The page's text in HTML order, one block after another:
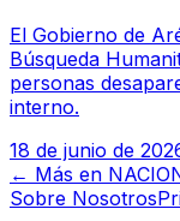
El Gobierno de
Búsqueda
personas
interno.
18 de junio de
← Más en
Sobre Nosotros